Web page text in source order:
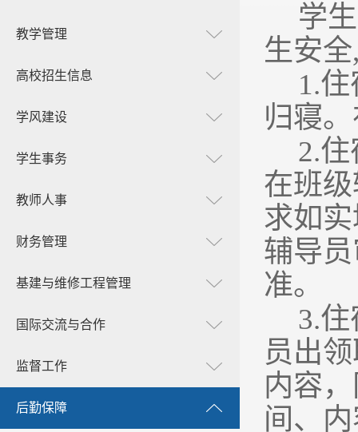
教学管理
高校招生信息
学风建设
学生事务
教师人事
财务管理
基建与维修工程管理
国际交流与合作
监督工作
后勤保障
学
生安
1.住
归寝
2.住
在班
求如
辅导
准。
3.住
员出
内容
间、